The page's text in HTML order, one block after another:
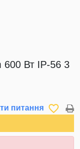
600 Вт IP-56 3
питання favorite_border